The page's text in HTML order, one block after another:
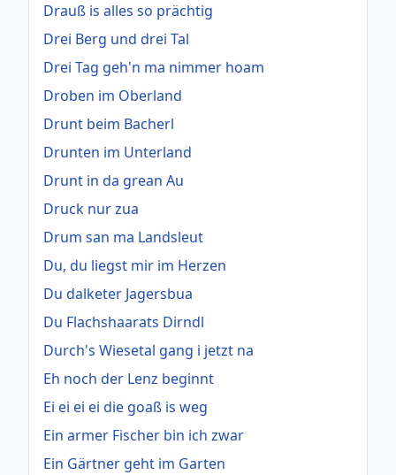
Drauß is alles so prächtig
Drei Berg und drei Tal
Drei Tag geh'n ma nimmer hoam
Droben im Oberland
Drunt beim Bacherl
Drunten im Unterland
Drunt in da grean Au
Druck nur zua
Drum san ma Landsleut
Du, du liegst mir im Herzen
Du dalketer Jagersbua
Du Flachshaarats Dirndl
Durch's Wiesetal gang i jetzt na
Eh noch der Lenz beginnt
Ei ei ei ei die goaß is weg
Ein armer Fischer bin ich zwar
Ein Gärtner geht im Garten